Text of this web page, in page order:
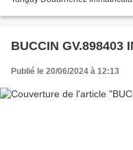
Publié le 20/06/2024 à 12:13